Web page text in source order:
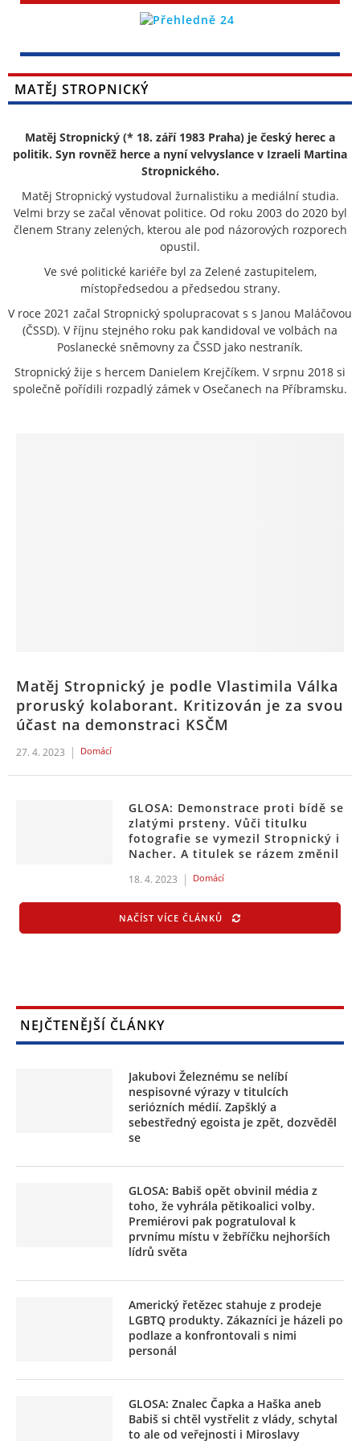
MATĚJ STROPNICKÝ
Matěj Stropnický (* 18. září 1983 Praha) je český herec a
politik. Syn rovněž herce a nyní velvyslance v Izraeli Martina
Stropnického.
Matěj Stropnický vystudoval žurnalistiku a mediální studia.
Velmi brzy se začal věnovat politice. Od roku 2003 do 2020 byl
členem Strany zelených, kterou ale pod názorových rozporech
opustil.
Ve své politické kariéře byl za Zelené zastupitelem,
místopředsedou a předsedou strany.
V roce 2021 začal Stropnický spolupracovat s s Janou Maláčovou
(ČSSD). V říjnu stejného roku pak kandidoval ve volbách na
Poslanecké sněmovny za ČSSD jako nestraník.
Stropnický žije s hercem Danielem Krejčíkem. V srpnu 2018 si
společně pořídili rozpadlý zámek v Osečanech na Příbramsku.
Matěj Stropnický je podle Vlastimila Válka
proruský kolaborant. Kritizován je za svou
účast na demonstraci KSČM
27. 4. 2023 Domácí
GLOSA: Demonstrace proti bídě se
zlatými prsteny. Vůči titulku
fotografie se vymezil Stropnický i
Nacher. A titulek se rázem změnil
18. 4. 2023 Domácí
NAČÍST VÍCE ČLÁNKŮ
NEJČTENĚJŠÍ ČLÁNKY
Jakubovi Železnému se nelíbí
nespisovné výrazy v titulcích
seriózních médií. Zapšklý a
sebestředný egoista je zpět, dozvěděl
se
GLOSA: Babiš opět obvinil média z
toho, že vyhrála pětikoalici volby.
Premiérovi pak pogratuloval k
prvnímu místu v žebříčku nejhorších
lídrů světa
Americký řetězec stahuje z prodeje
LGBTQ produkty. Zákazníci je házeli po
podlaze a konfrontovali s nimi
personál
GLOSA: Znalec Čapka a Haška aneb
Babiš si chtěl vystřelit z vlády, schytal
to ale od veřejnosti i Miroslavy